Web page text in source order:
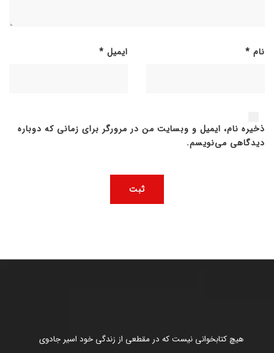
نام * ایمیل *
ذخیره نام، ایمیل و وبسایت من در مرورگر برای زمانی که دوباره
دیدگاهی می‌نویسم.
هیچ کتابخوانی نیست که در مقطعی از زندگی خود اسیر جادوی